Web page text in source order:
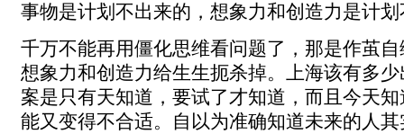
事物是计划不出来的，想象力和创造力是计
千万不能再用僵化思维看问题了，那是作茧
想象力和创造力给生生扼杀掉。上海该有多
案是只有天知道，要试了才知道，而且今天
能又变得不合适。自以为准确知道未来的人